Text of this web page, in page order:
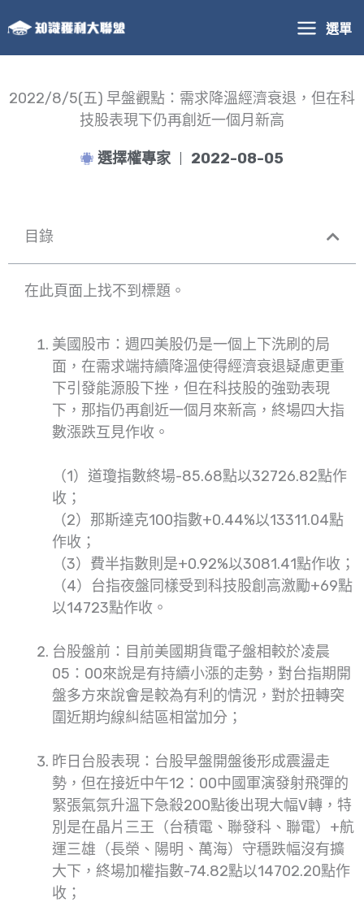
至
主
內
選單
2022/8/5(五) 早盤觀點：需求降溫經濟衰退，但在科
技股表現下仍再創近一個月新高
選擇權專家 2022-08-05
目錄
在此頁面上找不到標題。
美國股市：週四美股仍是一個上下洗刷的局
面，在需求端持續降溫使得經濟衰退疑慮更重
下引發能源股下挫，但在科技股的強勁表現
下，那指仍再創近一個月來新高，終場四大指
數漲跌互見作收。
（1）道瓊指數終場-85.68點以32726.82點作
收；
（2）那斯達克100指數+0.44%以13311.04點
作收；
（3）費半指數則是+0.92%以3081.41點作收；
（4）台指夜盤同樣受到科技股創高激勵+69點
以14723點作收。
台股盤前：目前美國期貨電子盤相較於凌晨
05：00來說是有持續小漲的走勢，對台指期開
盤多方來說會是較為有利的情況，對於扭轉突
圍近期均線糾結區相當加分；
昨日台股表現：台股早盤開盤後形成震盪走
勢，但在接近中午12：00中國軍演發射飛彈的
緊張氣氛升溫下急殺200點後出現大幅V轉，特
別是在晶片三王（台積電、聯發科、聯電）+航
運三雄（長榮、陽明、萬海）守穩跌幅沒有擴
大下，終場加權指數-74.82點以14702.20點作
收；